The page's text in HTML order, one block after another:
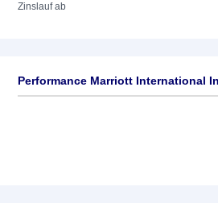
Zinslauf ab
Performance Marriott International